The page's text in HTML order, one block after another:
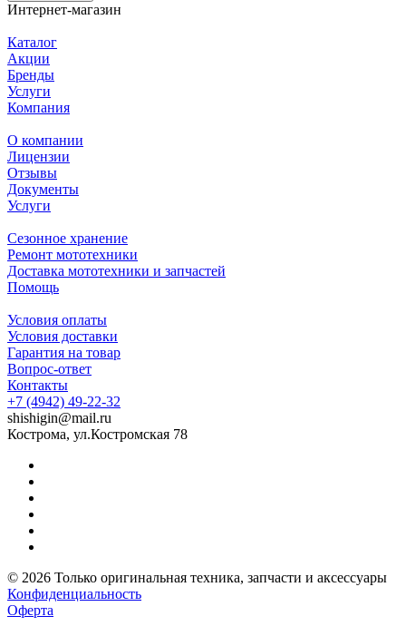
Интернет-магазин
Каталог
Акции
Бренды
Услуги
Компания
О компании
Лицензии
Отзывы
Документы
Услуги
Сезонное хранение
Ремонт мототехники
Доставка мототехники и запчастей
Помощь
Условия оплаты
Условия доставки
Гарантия на товар
Вопрос-ответ
Контакты
+7 (4942) 49-22-32
shishigin@mail.ru
Кострома, ул.Костромская 78
© 2026 Только оригинальная техника, запчасти и аксессуары
Конфиденциальность
Оферта